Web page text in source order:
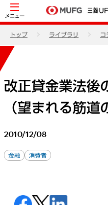
メニュー
トップ ライブラリ コ
改正貸金業法後
（望まれる筋道
2010/12/08
金融 消費者